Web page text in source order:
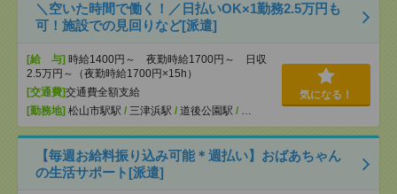
＼空いた時間で働く！／日払いOK×1勤務2.5万円も
可！施設での見回りなど[派遣]
[給 与] 時給1400円～ 夜勤時給1700円～ 日収
2.5万円～（夜勤時給1700円×15h）
[交通費]交通費全額支給
[勤務地] 松山市駅駅 / 三津浜駅 / 道後公園駅 / …
気になる！
【毎週お給料振り込み可能＊週払い】おばあちゃん
の生活サポート[派遣]